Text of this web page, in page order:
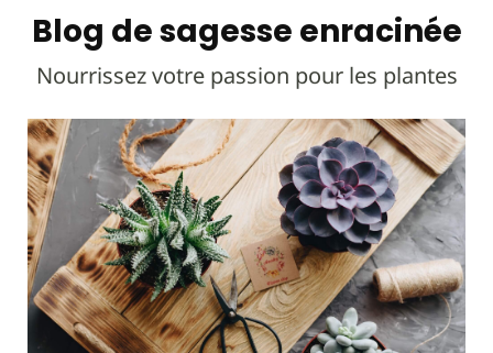
Blog de sagesse enracinée
Nourrissez votre passion pour les plantes